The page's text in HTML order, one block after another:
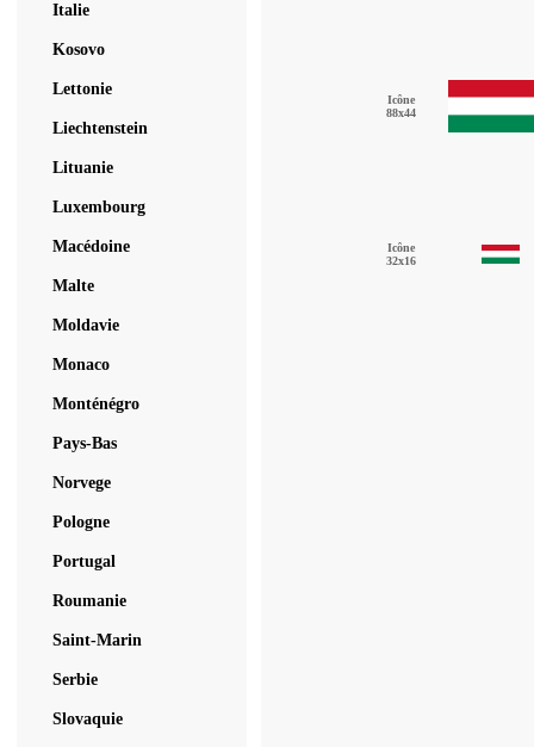
Italie
Kosovo
Lettonie
Liechtenstein
Lituanie
Luxembourg
Macédoine
Malte
Moldavie
Monaco
Monténégro
Pays-Bas
Norvege
Pologne
Portugal
Roumanie
Saint-Marin
Serbie
Slovaquie
Icône
88x44
Icône
32x16